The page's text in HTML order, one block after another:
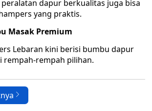
dapur berkualitas juga bisa
yang praktis.
Masak Premium
Lebaran kini berisi bumbu dapur
rempah-rempah pilihan.